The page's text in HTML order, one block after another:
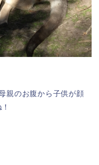
親のお腹から子供が顔